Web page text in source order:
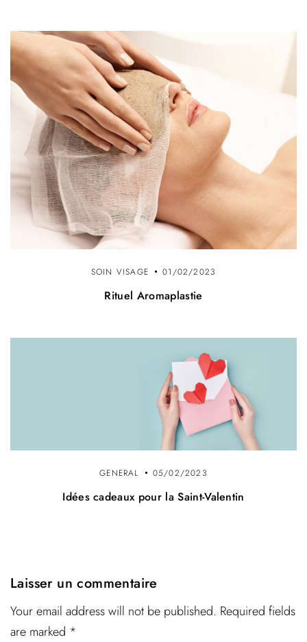
SOIN VISAGE 01/02/2023
Rituel Aromaplastie
GENERAL 05/02/2023
Idées cadeaux pour la Saint-Valentin
Laisser un commentaire
Your email address will not be published. Required fields
are marked *